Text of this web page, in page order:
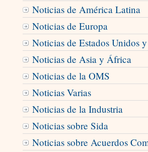
Noticias de América Latina
Noticias de Europa
Noticias de Estados Unidos
Noticias de Asia y África
Noticias de la OMS
Noticias Varias
Noticias de la Industria
Noticias sobre Sida
Noticias sobre Acuerdos